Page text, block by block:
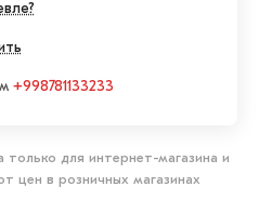
+998781133233
только для интернет-магазина и
цен в розничных магазинах